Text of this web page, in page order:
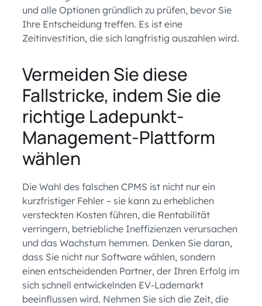
und alle Optionen gründlich zu prüfen, bevor Sie
Ihre Entscheidung treffen. Es ist eine
Zeitinvestition, die sich langfristig auszahlen wird.
Vermeiden Sie diese
Fallstricke, indem Sie die
richtige Ladepunkt-
Management-Plattform
wählen
Die Wahl des falschen CPMS ist nicht nur ein
kurzfristiger Fehler – sie kann zu erheblichen
versteckten Kosten führen, die Rentabilität
verringern, betriebliche Ineffizienzen verursachen
und das Wachstum hemmen. Denken Sie daran,
dass Sie nicht nur Software wählen, sondern
einen entscheidenden Partner, der Ihren Erfolg im
sich schnell entwickelnden EV-Lademarkt
beeinflussen wird. Nehmen Sie sich die Zeit, die